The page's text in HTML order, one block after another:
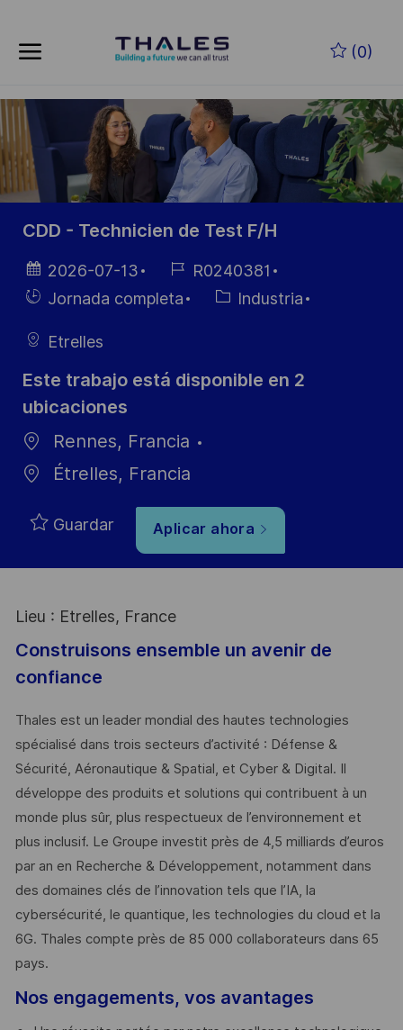
(0)
-
CDD - Technicien de Test F/H
Fecha de
publicación
2026-07-13
ID de
empleo
R0240381
HiringJornada completa Categoría
Industria
Etrelles
Este trabajo está disponible en 2
ubicaciones
Rennes, Francia
Étrelles, Francia
Guardar Aplicar ahora
Lieu : Etrelles, France
Construisons ensemble un avenir de
confiance
Thales est un leader mondial des hautes technologies
spécialisé dans trois secteurs d’activité : Défense &
Sécurité, Aéronautique & Spatial, et Cyber & Digital. Il
développe des produits et solutions qui contribuent à un
monde plus sûr, plus respectueux de l’environnement et
plus inclusif. Le Groupe investit près de 4,5 milliards d’euros
par an en Recherche & Développement, notamment dans
des domaines clés de l’innovation tels que l’IA, la
cybersécurité, le quantique, les technologies du cloud et la
6G. Thales compte près de 85 000 collaborateurs dans 65
pays. ​
Nos engagements, vos avantages